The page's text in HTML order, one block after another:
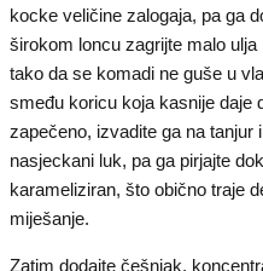
kocke veličine zalogaja, pa ga
širokom loncu zagrijte malo
tako da se komadi ne guše u
smeđu koricu koja kasnije daje
zapečeno, izvadite ga na tanjur
nasjeckani luk, pa ga pirjajte
karameliziran, što obično traje
miješanje.
Zatim dodajte češnjak,